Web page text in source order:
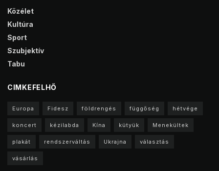
Közélet
Kultúra
Sport
Szubjektív
Tabu
CIMKEFELHŐ
Europa Fidesz földrengés függőség hétvége
koncert kézilabda Kína kütyük Menekültek
plakát rendszerváltás Ukrajna választás
vásárlás